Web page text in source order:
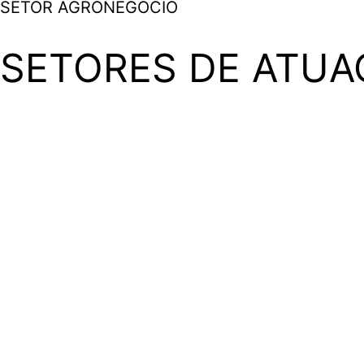
SETOR AGRONEGÓCIO
SETORES DE